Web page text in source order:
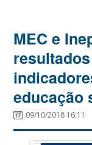
MEC e
educação
09/10/2018 16:11